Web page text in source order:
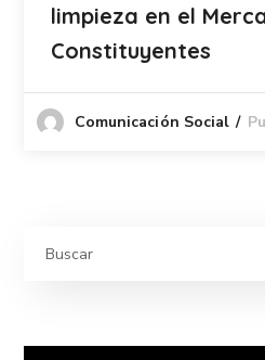
limpieza en el
Constituyentes
Comunicación Social